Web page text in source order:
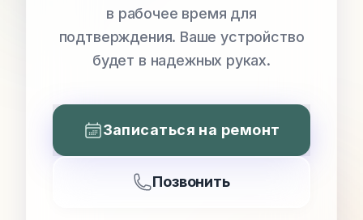
в рабочее время для
подтверждения. Ваше устройство
будет в надежных руках.
Записаться на ремонт
Позвонить